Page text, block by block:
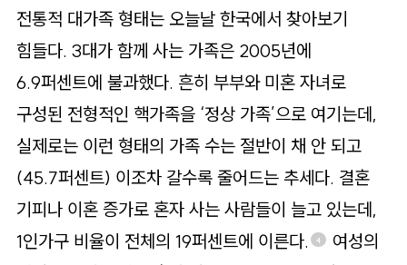
전통적 대가족 형태는 오늘날 한국에서 찾아보기
힘들다. 3대가 함께 사는 가족은 2005년에
6.9퍼센트에 불과했다. 흔히 부부와 미혼 자녀로
구성된 전형적인 핵가족을 ‘정상 가족’으로 여기는데,
실제로는 이런 형태의 가족 수는 절반이 채 안 되고
(45.7퍼센트) 이조차 갈수록 줄어드는 추세다. 결혼
기피나 이혼 증가로 혼자 사는 사람들이 늘고 있는데,
1인가구 비율이 전체의 19퍼센트에 이른다.
4
여성의